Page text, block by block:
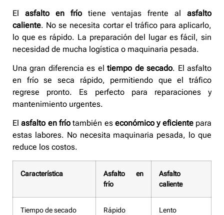
El asfalto en fríotiene ventajas frente al asfalto
caliente. No se necesita cortar el tráfico para aplicarlo,
lo que es rápido. La preparación del lugar es fácil, sin
necesidad de mucha logística o maquinaria pesada.
Una gran diferencia es eltiempo de secado. El asfalto
en frío se seca rápido, permitiendo que el tráfico
regrese pronto. Es perfecto para reparaciones y
mantenimiento urgentes.
Elasfalto en frío también eseconómico y eficientepara
estas labores. No necesita maquinaria pesada, lo que
reduce los costos.
Característica
Asfalto en
frío
Asfalto
caliente
Tiempo de secado Rápido Lento